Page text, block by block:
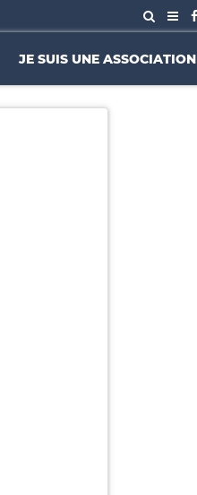
JE SUIS UNE ASSOCIATION